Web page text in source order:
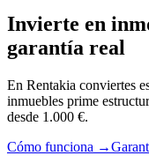
Invierte en
garantía real
En Rentakia conviertes
inmuebles prime
desde 1.000 €.
Cómo funciona →